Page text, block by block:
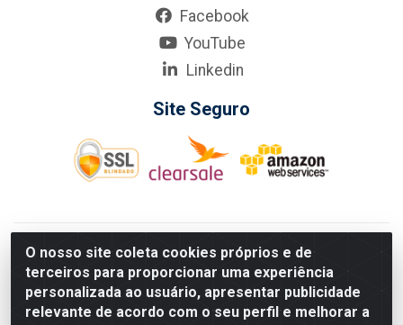
O nosso site coleta cookies próprios e de
terceiros para proporcionar uma experiência
personalizada ao usuário, apresentar publicidade
relevante de acordo com o seu perfil e melhorar a
Facebook
YouTube
Linkedin
Site Seguro
KarneKeijo Logistica Integrada LTDA - Rod. Br-101 Sul, nº3700
- Barro, Recife/PE, 50900-400 CNPJ: 24.150.377/0001-95
Estados atendidos pela KarneKeijo: PE, PB e RN.